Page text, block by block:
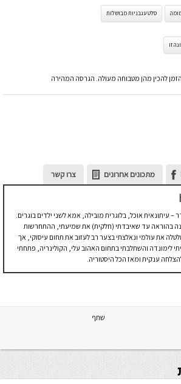
סלט עגבניות מבושלות
להכין מהן מטבוחה מעולה. הגרסה המהירה
מתכונים אחרונים צרו קשר
– עיתונאית אוכל, בלוגרית מובילה, אמא לשני ילדים בוגרים.
30 שנה בהוראה עד שאיבדתי (חלקית) את שמיעתי, ההתחרשות
את עולמי ונאלצתי בצער רב לעזוב את תחום עיסוקי, אך
לימונדה והשתלבתי בתחום האהוב עלי, הקולינריה, פתחתי
ענקית ומאז הכל היסטוריה.
שתף